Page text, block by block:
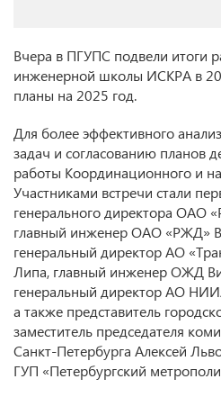
Вчера в ПГУПС подвели итоги
инженерной школы ИСКРА в
планы на 2025 год.
Для более эффективного
задач и согласованию планов
работы Координационного и
Участниками встречи стали
генерального директора ОАО
главный инженер ОАО «РЖД»
генеральный директор АО
Липа, главный инженер ОЖД
генеральный директор АО
а также представитель
заместитель председателя
Санкт-Петербурга Алексей
ГУП «Петербургский